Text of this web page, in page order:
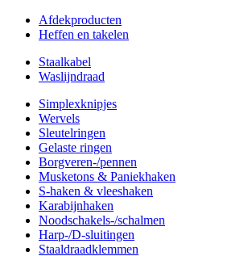
Afdekproducten
Heffen en takelen
Staalkabel
Waslijndraad
Simplexknipjes
Wervels
Sleutelringen
Gelaste ringen
Borgveren-/pennen
Musketons & Paniekhaken
S-haken & vleeshaken
Karabijnhaken
Noodschakels-/schalmen
Harp-/D-sluitingen
Staaldraadklemmen